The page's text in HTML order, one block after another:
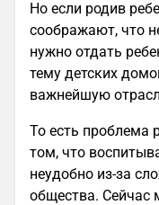
Но если родив
соображают, что
нужно отдать
тему детских
важнейшую
То есть проблема
том, что
неудобно из-за
общества. Сейчас